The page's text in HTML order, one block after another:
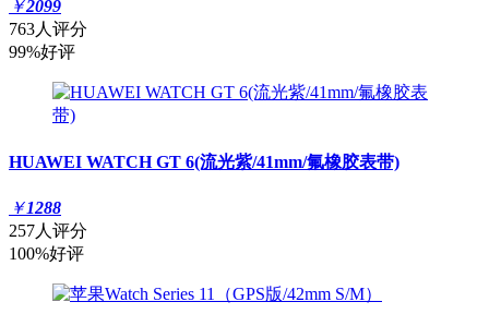
￥2099
763人评分
99%好评
HUAWEI WATCH GT 6(流光紫/41mm/氟橡胶表带)
￥1288
257人评分
100%好评